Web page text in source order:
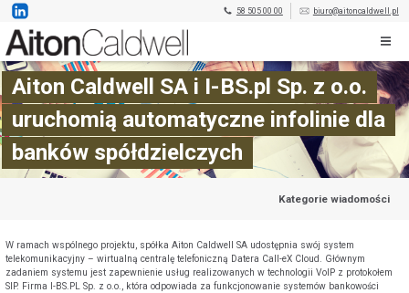
58 505 00 00 biuro@aitoncaldwell.pl
Aiton Caldwell SA i I-BS.pl Sp. z o.o.
uruchomią automatyczne infolinie dla
banków spółdzielczych
Kategorie wiadomości
W ramach wspólnego projektu, spółka Aiton Caldwell SA udostępnia swój system
telekomunikacyjny – wirtualną centralę telefoniczną Datera Call-eX Cloud. Głównym
zadaniem systemu jest zapewnienie usług realizowanych w technologii VoIP z protokołem
SIP. Firma I-BS.PL Sp. z o.o., która odpowiada za funkcjonowanie systemów bankowości